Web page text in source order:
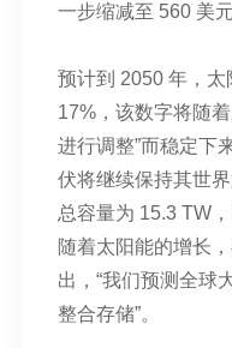
一步缩减至 560 美
预计到 2050 年，
17%，该数字将随
进行调整”而稳定下
伏将继续保持其世
总容量为 15.3 TW
随着太阳能的增长
出，“我们预测全球
整合存储”。